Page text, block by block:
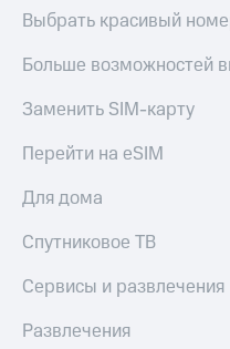
коду
Смартфоны
Наушники
и
колонки
Умные
часы
трекеры
Умный
Выбрать красивый
Больше возможностей
Заменить SIM-карту
Перейти на eSIM
Для дома
Спутниковое ТВ
Сервисы и развлечения
Развлечения